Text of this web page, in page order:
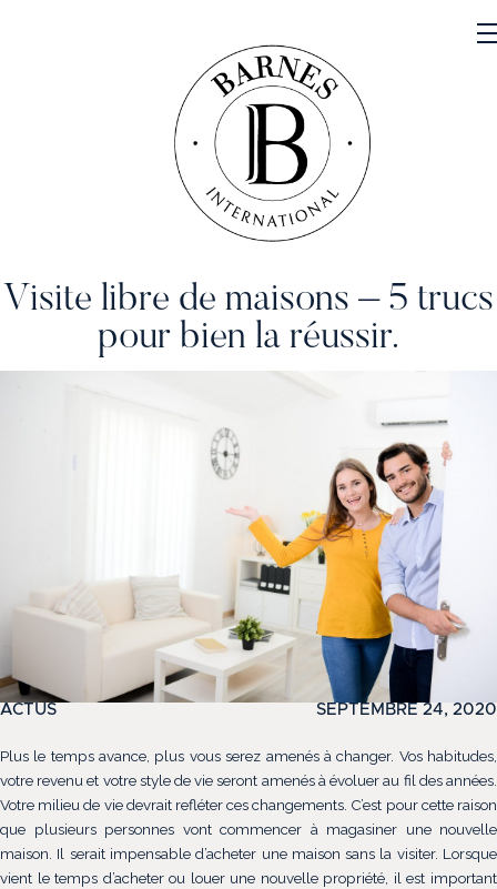
NOS PROPRIÉTÉS
VENDRE
(514) 572-1213
ÊTRE CONTACTÉ(E)
Visite libre de maisons – 5 trucs
pour bien la réussir.
ACTUS SEPTEMBRE 24, 2020
Plus le temps avance, plus vous serez amenés à changer. Vos habitudes,
votre revenu et votre style de vie seront amenés à évoluer au fil des années.
Votre milieu de vie devrait refléter ces changements. C’est pour cette raison
que plusieurs personnes vont commencer à magasiner une nouvelle
maison. Il serait impensable d’acheter une maison sans la visiter. Lorsque
vient le temps d’acheter ou louer une nouvelle propriété, il est important